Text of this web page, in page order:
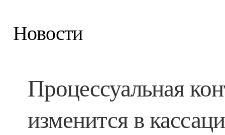
Новости
Процессуальная
изменится в